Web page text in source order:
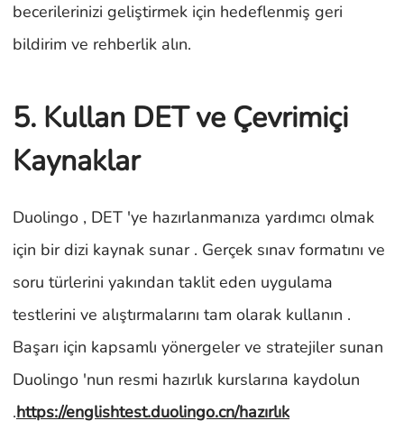
becerilerinizi geliştirmek için hedeflenmiş geri
bildirim ve rehberlik alın.
5. Kullan DET ve Çevrimiçi
Kaynaklar
Duolingo , DET 'ye hazırlanmanıza yardımcı olmak
için bir dizi kaynak sunar . Gerçek sınav formatını ve
soru türlerini yakından taklit eden uygulama
testlerini ve alıştırmalarını tam olarak kullanın .
Başarı için kapsamlı yönergeler ve stratejiler sunan
Duolingo 'nun resmi hazırlık kurslarına kaydolun
.https://englishtest.duolingo.cn/hazırlık